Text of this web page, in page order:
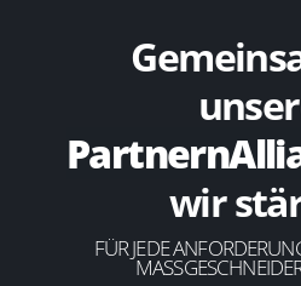
Partnern
wir
FÜR JEDE